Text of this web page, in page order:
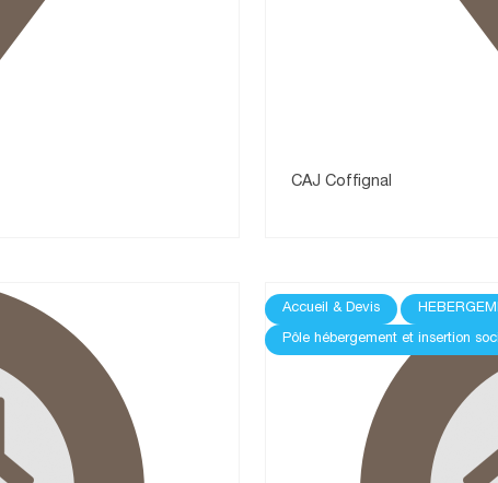
CAJ Coffignal
Accueil & Devis
Pôle hébergement et insertion